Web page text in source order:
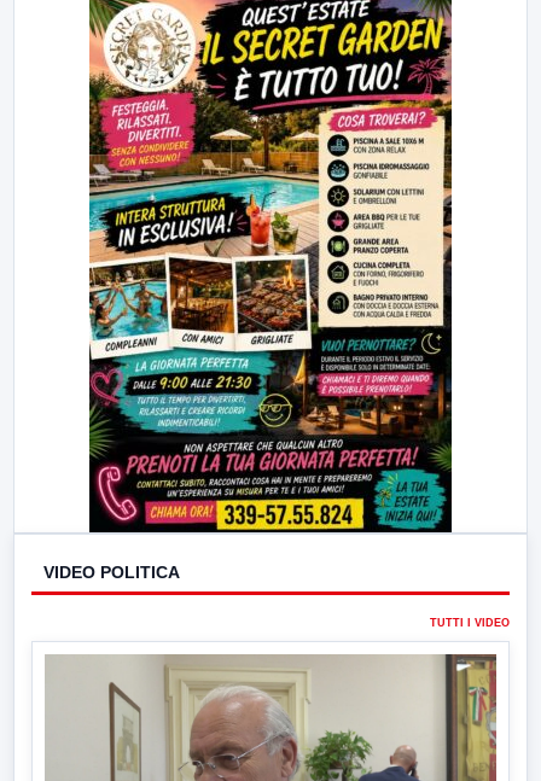
LabNews (replica)
VIDEO POLITICA
TUTTI I VIDEO